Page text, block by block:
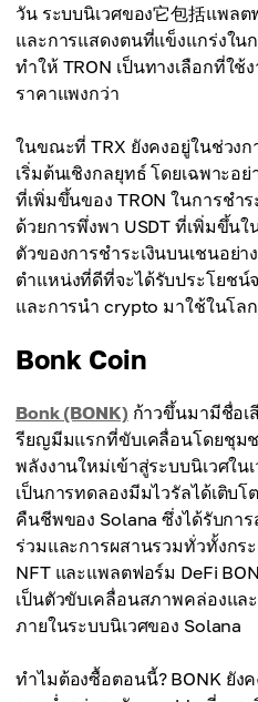
วัน ระบบนิเวศของ它包括แพลต
และการแสดงตนที่แข็งแกร่งใน
ทำให้ TRON เป็นทางเลือกที่ใ
ราคาแพงกว่า
ในขณะที่ TRX ยังคงอยู่ในช่วง
เริ่มต้นเชิงกลยุทธ์ โดยเฉพาะอ
ที่เพิ่มขึ้นของ TRON ในการชำ
ด้วยการพึ่งพา USDT ที่เพิ่มขึ้น
ตัวของการชำระเงินบนเชนอย่า
ตำแหน่งที่ดีที่จะได้รับประโยช
และการนำ crypto มาใช้ในโล
Bonk Coin
Bonk (BONK) ก้าวขึ้นมามีชื่อเ
รียญมีมแรกที่ขับเคลื่อนโดยชุม
พลังงานใหม่เข้าสู่ระบบนิเวศใ
เป็นการทดลองมีมไวรัลได้เติบ
คืนชีพของ Solana ซึ่งได้รับก
ร่วมและการผสานรวมทั่วทั้งกระ
NFT และแพลตฟอร์ม DeFi
เป็นตัวขับเคลื่อนสภาพคล่องแล
ภายในระบบนิเวศของ Solana
ทำไมต้องซื้อตอนนี้? BONK ยัง